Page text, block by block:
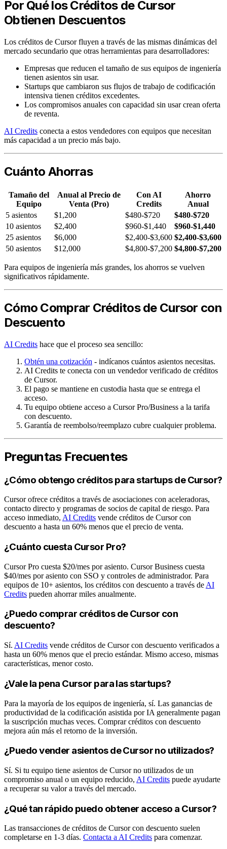
Por Qué los Créditos de Cursor
Obtienen Descuentos
Los créditos de Cursor fluyen a través de las mismas dinámicas del
mercado secundario que otras herramientas para desarrolladores:
Empresas que reducen el tamaño de sus equipos de ingeniería
tienen asientos sin usar.
Startups que cambiaron sus flujos de trabajo de codificación
intensiva tienen créditos excedentes.
Los compromisos anuales con capacidad sin usar crean oferta
de reventa.
AI Credits conecta a estos vendedores con equipos que necesitan
más capacidad a un precio más bajo.
Cuánto Ahorras
Tamaño del
Equipo
Anual al Precio de
Venta (Pro)
Con AI
Credits
Ahorro
Anual
5 asientos
$1,200 $480-$720
$480-$720
10 asientos
$2,400 $960-$1,440
$960-$1,440
25 asientos
$6,000 $2,400-$3,600 $2,400-$3,600
50 asientos
$12,000 $4,800-$7,200 $4,800-$7,200
Para equipos de ingeniería más grandes, los ahorros se vuelven
significativos rápidamente.
Cómo Comprar Créditos de Cursor con
Descuento
AI Credits hace que el proceso sea sencillo:
Obtén una cotización - indícanos cuántos asientos necesitas.
AI Credits te conecta con un vendedor verificado de créditos
de Cursor.
El pago se mantiene en custodia hasta que se entrega el
acceso.
Tu equipo obtiene acceso a Cursor Pro/Business a la tarifa
con descuento.
Garantía de reembolso/reemplazo cubre cualquier problema.
Preguntas Frecuentes
¿Cómo obtengo créditos para startups de Cursor?
Cursor ofrece créditos a través de asociaciones con aceleradoras,
contacto directo y programas de socios de capital de riesgo. Para
acceso inmediato, AI Credits vende créditos de Cursor con
descuento a hasta un 60% menos que el precio de venta.
¿Cuánto cuesta Cursor Pro?
Cursor Pro cuesta $20/mes por asiento. Cursor Business cuesta
$40/mes por asiento con SSO y controles de administrador. Para
equipos de 10+ asientos, los créditos con descuento a través de AI
Credits pueden ahorrar miles anualmente.
¿Puedo comprar créditos de Cursor con
descuento?
Sí. AI Credits vende créditos de Cursor con descuento verificados a
hasta un 60% menos que el precio estándar. Mismo acceso, mismas
características, menor costo.
¿Vale la pena Cursor para las startups?
Para la mayoría de los equipos de ingeniería, sí. Las ganancias de
productividad de la codificación asistida por IA generalmente pagan
la suscripción muchas veces. Comprar créditos con descuento
mejora aún más el retorno de la inversión.
¿Puedo vender asientos de Cursor no utilizados?
Sí. Si tu equipo tiene asientos de Cursor no utilizados de un
compromiso anual o un equipo reducido, AI Credits puede ayudarte
a recuperar su valor a través del mercado.
¿Qué tan rápido puedo obtener acceso a Cursor?
Las transacciones de créditos de Cursor con descuento suelen
completarse en 1-3 días. Contacta a AI Credits para comenzar.